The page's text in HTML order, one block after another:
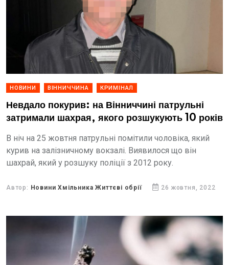
НОВИНИ ВІННИЧЧИНА КРИМІНАЛ
Невдало покурив: на Вінниччині патрульні
затримали шахрая, якого розшукують 10 років
В ніч на 25 жовтня патрульні помітили чоловіка, який
курив на залізничному вокзалі. Виявилося що він
шахрай, який у розшуку поліції з 2012 року.
Автор: Новини Хмільника Життєві обрії 26 жовтня, 2022